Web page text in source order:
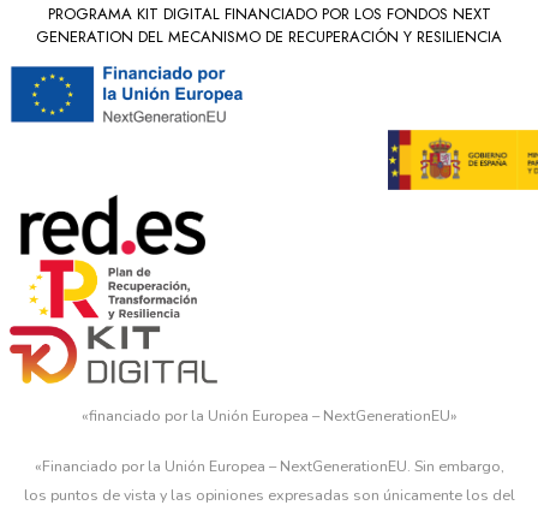
PROGRAMA KIT DIGITAL FINANCIADO POR LOS FONDOS NEXT
GENERATION DEL MECANISMO DE RECUPERACIÓN Y RESILIENCIA
«financiado por la Unión Europea – NextGenerationEU»
«Financiado por la Unión Europea – NextGenerationEU. Sin embargo,
los puntos de vista y las opiniones expresadas son únicamente los del